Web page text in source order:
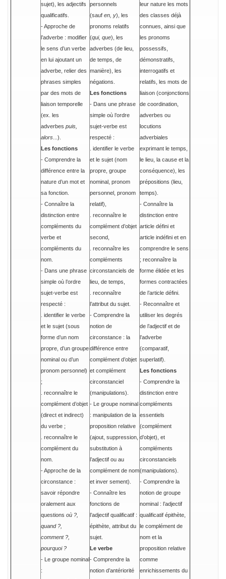
sujet), les adjectifs
qualificatifs.
- Approche de
l’adverbe : modifier
le sens d’un verbe
en lui ajoutant un
adverbe, relier des
phrases simples
par des mots de
liaison temporelle
(ex. les
adverbes puis,
alors ...).
Les fonctions
- Comprendre la
différence entre la
nature d’un mot et
sa fonction.
- Connaître la
distinction entre
compléments du
verbe et
compléments du
nom.
- Dans une phrase
simple où l’ordre
sujet-verbe est
respecté :
. identifier le verbe
et le sujet (sous
forme d’un nom
propre, d’un groupe
nominal ou d’un
pronom personnel)
;
. reconnaître le
complément d’objet
(direct et indirect)
du verbe ;
. reconnaître le
complément du
nom.
- Approche de la
circonstance :
savoir répondre
oralement aux
questions où ?,
quand ?,
comment ?,
pourquoi ?
- Le groupe nominal
:
personnels
(sauf en, y), les
pronoms relatifs
(qui, que), les
adverbes (de lieu,
de temps, de
manière), les
négations.
Les fonctions
- Dans une phrase
simple où l’ordre
sujet-verbe est
respecté :
. identifier le verbe
et le sujet (nom
propre, groupe
nominal, pronom
personnel, pronom
relatif),
. reconnaître le
complément d’objet
second,
. reconnaître les
compléments
circonstanciels de
lieu, de temps,
. reconnaître
l’attribut du sujet.
- Comprendre la
notion de
circonstance : la
différence entre
complément d’objet
et complément
circonstanciel
(manipulations).
- Le groupe nominal
: manipulation de la
proposition relative
(ajout, suppression,
substitution à
l’adjectif ou au
complément de nom
et inver sement).
- Connaître les
fonctions de
l’adjectif qualificatif :
épithète, attribut du
sujet.
Le verbe
- Comprendre la
notion d’antériorité
leur nature les mots
des classes déjà
connues, ainsi que
les pronoms
possessifs,
démonstratifs,
interrogatifs et
relatifs, les mots de
liaison (conjonctions
de coordination,
adverbes ou
locutions
adverbiales
exprimant le temps,
le lieu, la cause et la
conséquence), les
prépositions (lieu,
temps).
- Connaître la
distinction entre
article défini et
article indéfini et en
comprendre le sens
; reconnaître la
forme élidée et les
formes contractées
de l’article défini.
- Reconnaître et
utiliser les degrés
de l’adjectif et de
l’adverbe
(comparatif,
superlatif).
Les fonctions
- Comprendre la
distinction entre
compléments
essentiels
(complément
d’objet), et
compléments
circonstanciels
(manipulations).
- Comprendre la
notion de groupe
nominal : l’adjectif
qualificatif épithète,
le complément de
nom et la
proposition relative
comme
enrichissements du